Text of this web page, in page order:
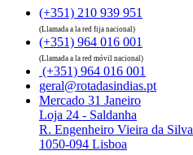
(+351) 210 939 951
(Llamada a la red fija nacional)
(+351) 964 016 001
(Llamada a la red móvil nacional)
(+351) 964 016 001
geral@rotadasindias.pt
Mercado 31 Janeiro
Loja 24 - Saldanha
R. Engenheiro Vieira da Silva
1050-094 Lisboa